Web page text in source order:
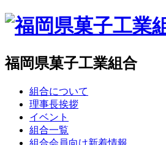
福岡県菓子工業組合
組合について
理事長挨拶
イベント
組合一覧
組合会員向け新着情報